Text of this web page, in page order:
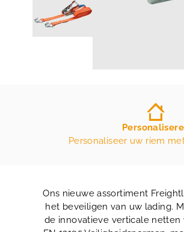
Personaliseer uw riem
Ons nieuwe assortiment
het beveiligen van uw lading.
de innovatieve verticale